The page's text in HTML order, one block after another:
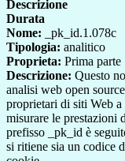
Descrizione
Durata
Nome: _pk_id.1.078c
Tipologia: analitico
Proprieta: Prima parte
Descrizione: Questo
analisi web open
proprietari di siti Web
misurare le prestazioni
prefisso _pk_id è
si ritiene sia un codice